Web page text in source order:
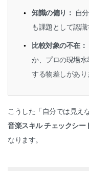
知識の偏り： 自
も課題として認識
比較対象の不在：
か、プロの現場
する物差しがあり
こうした「自分では見え
音楽スキル チェックシー
なります。